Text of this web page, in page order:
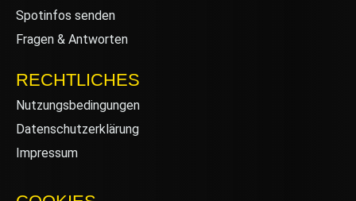
Spotinfos senden
Fragen & Antworten
RECHTLICHES
Nutzungsbedingungen
Datenschutzerklärung
Impressum